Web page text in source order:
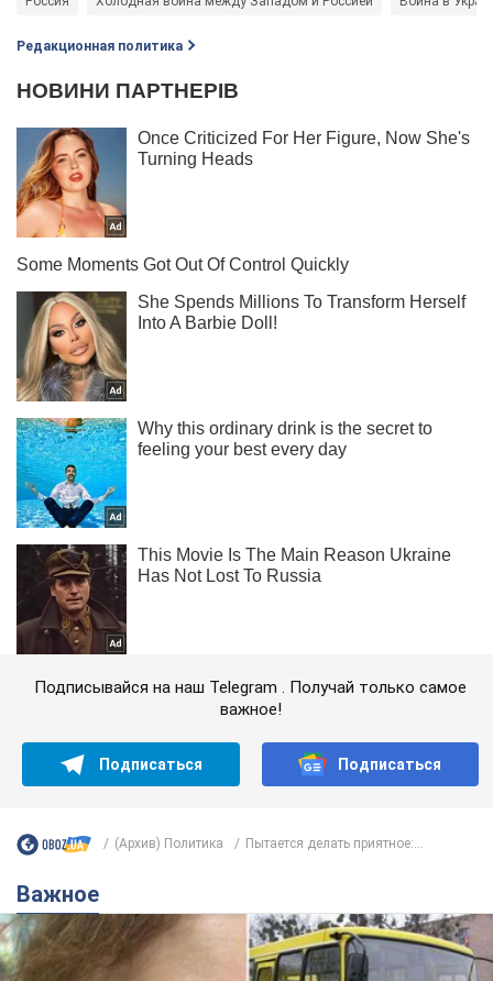
Редакционная политика
Подписывайся на наш Telegram . Получай только самое
важное!
Подписаться Подписаться
(Архив) Политика Пытается делать приятное:...
Важное